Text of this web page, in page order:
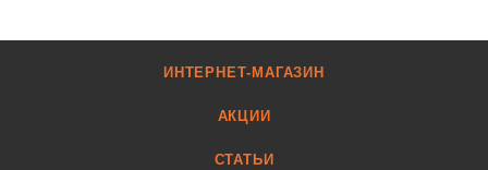
ИНТЕРНЕТ-МАГАЗИН
АКЦИИ
СТАТЬИ